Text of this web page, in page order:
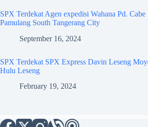
SPX Terdekat Agen expedisi Wahana Pd.
Pamulang South Tangerang City
September 16, 2024
SPX Terdekat SPX Express Davin Leseng
Hulu Leseng
February 19, 2024